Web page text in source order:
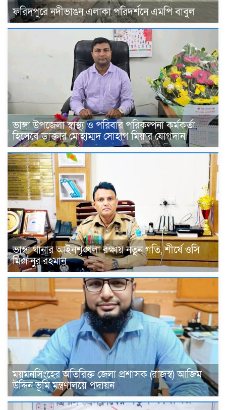
ফরিদপুরে নদীভাঙন এলাকা পরিদর্শনে এমপি বাবুল
ভাঙ্গা উপজেলা স্বাস্থ্য ও পরিবার পরিকল্পনা কর্মকর্তা
হিসেবে ডাক্তার মোহাম্মদ সোহাগ মিয়ার যোগদান
ভাঙ্গা থানার আইনশৃঙ্খলা রক্ষায় নতুন গতি, শীর্ষে ওসি
মিজানুর রহমান
ময়মনসিংহের অতিরিক্ত জেলা প্রশাসক (রাজস্ব) আজিম
উদ্দিন ভূমি মন্ত্রণালয়ে পদায়ন